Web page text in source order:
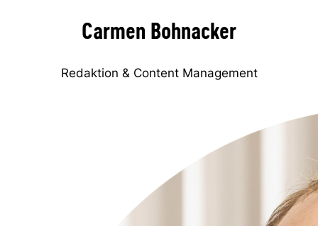
Carmen Bohnacker
Redaktion & Content Management